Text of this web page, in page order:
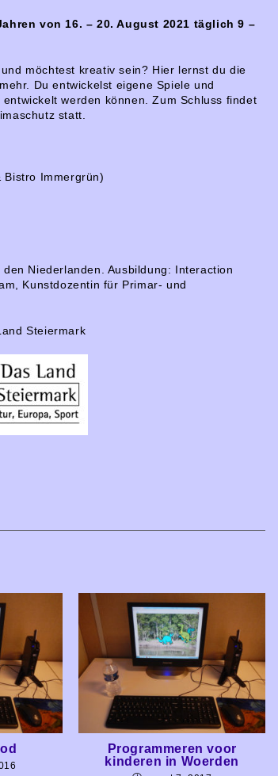
von 16. – 20. August 2021 täglich 9 –
möchtest kreativ sein? Hier lernst du die
Du entwickelst eigene Spiele und
werden können. Zum Schluss findet
statt.
Bistro Immergrün)
den Niederlanden. Ausbildung: Interaction
Kunstdozentin für Primar- und
Steiermark
Programmeren voor
kinderen in Woerden